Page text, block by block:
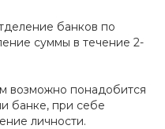
банков по
суммы в течение 2-
возможно понадобится
банке, при себе
личности.